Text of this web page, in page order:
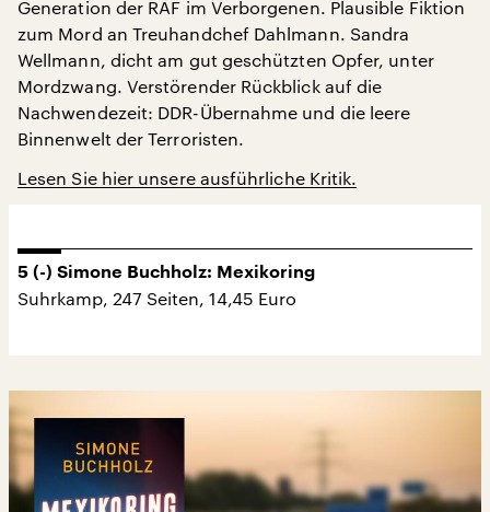
Generation der RAF im Verborgenen. Plausible Fiktion
zum Mord an Treuhandchef Dahlmann. Sandra
Wellmann, dicht am gut geschützten Opfer, unter
Mordzwang. Verstörender Rückblick auf die
Nachwendezeit: DDR-Übernahme und die leere
Binnenwelt der Terroristen.
Lesen Sie hier unsere ausführliche Kritik.
5 (-) Simone Buchholz: Mexikoring
Suhrkamp, 247 Seiten, 14,45 Euro